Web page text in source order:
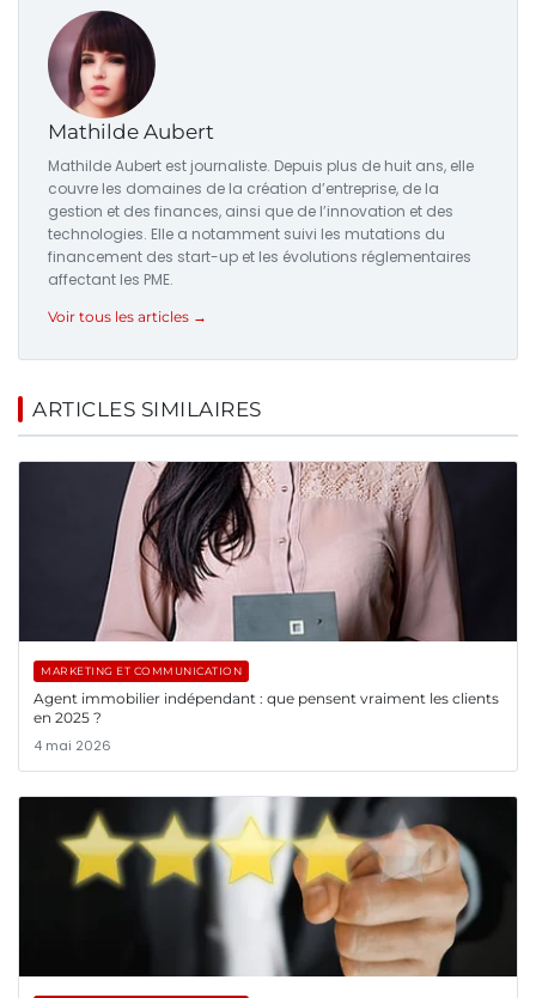
Mathilde Aubert
Mathilde Aubert est journaliste. Depuis plus de huit ans, elle
couvre les domaines de la création d’entreprise, de la
gestion et des finances, ainsi que de l’innovation et des
technologies. Elle a notamment suivi les mutations du
financement des start-up et les évolutions réglementaires
affectant les PME.
Voir tous les articles →
ARTICLES SIMILAIRES
MARKETING ET COMMUNICATION
Agent immobilier indépendant : que pensent vraiment les clients
en 2025 ?
4 mai 2026